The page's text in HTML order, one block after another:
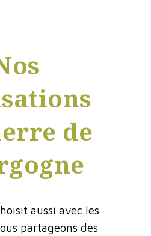
de
aussi avec les
partageons des